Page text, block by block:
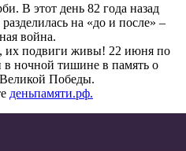
В этот день 82 года назад
на «до и после» –
война.
их подвиги живы! 22 июня по
в ночной тишине в память о
Победы.
деньпамяти.рф.